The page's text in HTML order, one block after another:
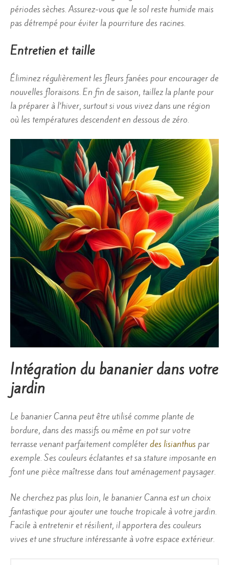
périodes sèches. Assurez-vous que le sol reste humide mais
pas détrempé pour éviter la pourriture des racines.
Entretien et taille
Éliminez régulièrement les fleurs fanées pour encourager de
nouvelles floraisons. En fin de saison, taillez la plante pour
la préparer à l’hiver, surtout si vous vivez dans une région
où les températures descendent en dessous de zéro.
Intégration du bananier dans votre
jardin
Le bananier Canna peut être utilisé comme plante de
bordure, dans des massifs ou même en pot sur votre
terrasse venant parfaitement compléterdes lisianthus par
exemple. Ses couleurs éclatantes et sa stature imposante en
font une pièce maîtresse dans tout aménagement paysager.
Ne cherchez pas plus loin, le bananier Canna est un choix
fantastique pour ajouter une touche tropicale à votre jardin.
Facile à entretenir et résilient, il apportera des couleurs
vives et une structure intéressante à votre espace extérieur.